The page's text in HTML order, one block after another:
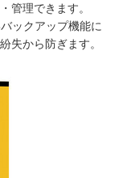
管理できます。
ックアップ機能に
失から防ぎます。